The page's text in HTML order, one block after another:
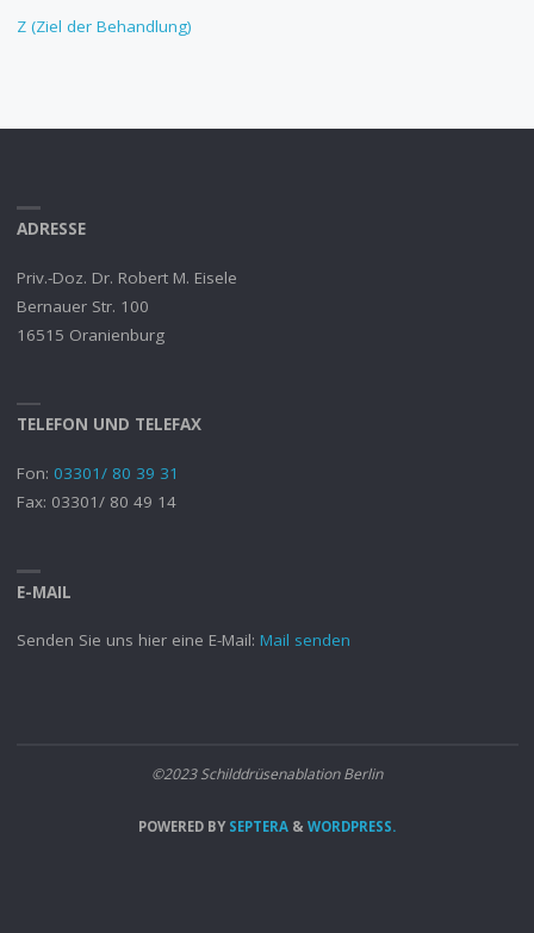
Z (Ziel der Behandlung)
ADRESSE
Priv.-Doz. Dr. Robert M. Eisele
Bernauer Str. 100
16515 Oranienburg
TELEFON UND TELEFAX
Fon: 03301/ 80 39 31
Fax: 03301/ 80 49 14
E-MAIL
Senden Sie uns hier eine E-Mail: Mail senden
©2023 Schilddrüsenablation Berlin
POWERED BYSEPTERA & WORDPRESS.